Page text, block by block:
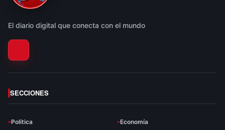
El diario digital que conecta con el mundo
SECCIONES
Política Economía